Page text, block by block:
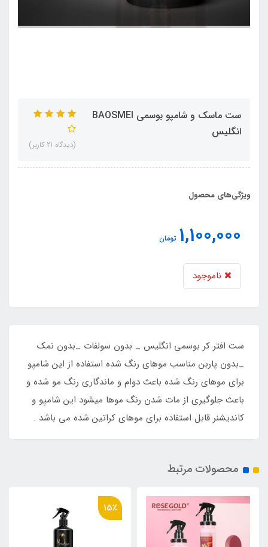
ست ماسک و شامپو بوسمی BAOSMEI
انگلیس
(دیدگاه 21 کاربر)
ویژگی‌های محصول
1,100,000 تومان
ناموجود
ست افتر کر بوسمی انگلیس _ بدون سولفات _بدون نمک
_بدون پاربن مناسب موهای رنگ شده استفاده از این شامپو
برای موهای رنگ شده باعث دوام و ماندگاری رنگ مو شده و
باعث جلوگیری از مات شدن رنگ موها میشود این شامپو و
کاندیشنر قابل استفاده برای موهای کراتین شده می باشد .
محصولات مرتبط
15٪